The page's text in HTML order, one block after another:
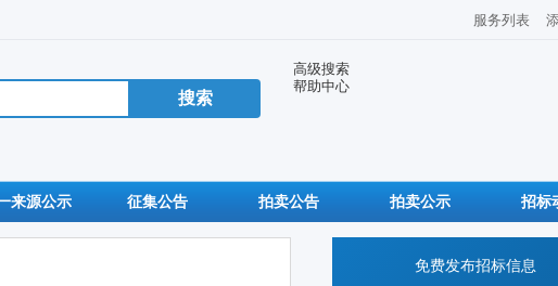
服务列表
高级搜索
帮助中心
来源公示 征集公告 拍卖公告 拍卖公示 招标
免费发布招标信息